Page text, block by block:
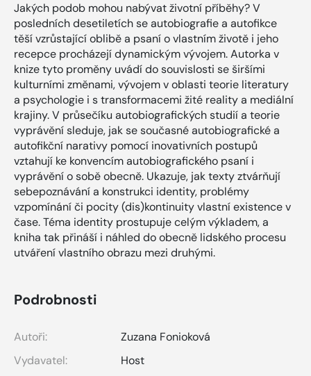
Jakých podob mohou nabývat životní příběhy? V
posledních desetiletích se autobiografie a autofikce
těší vzrůstající oblibě a psaní o vlastním životě i jeho
recepce procházejí dynamickým vývojem. Autorka v
knize tyto proměny uvádí do souvislosti se širšími
kulturními změnami, vývojem v oblasti teorie literatury
a psychologie i s transformacemi žité reality a mediální
krajiny. V průsečíku autobiografických studií a teorie
vyprávění sleduje, jak se současné autobiografické a
autofikční narativy pomocí inovativních postupů
vztahují ke konvencím autobiografického psaní i
vyprávění o sobě obecně. Ukazuje, jak texty ztvárňují
sebepoznávání a konstrukci identity, problémy
vzpomínání či pocity (dis)kontinuity vlastní existence v
čase. Téma identity prostupuje celým výkladem, a
kniha tak přináší i náhled do obecně lidského procesu
utváření vlastního obrazu mezi druhými.
Podrobnosti
Autoři:
Zuzana Fonioková
Vydavatel:
Host